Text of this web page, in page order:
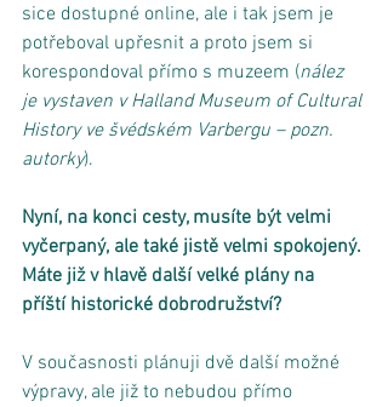
sice dostupné online, ale i tak jsem je
potřeboval upřesnit a proto jsem si
korespondoval přímo s muzeem (nález
je vystaven v Halland Museum of Cultural
History ve švédském Varbergu – pozn.
autorky).
Nyní, na konci cesty, musíte být velmi
vyčerpaný, ale také jistě velmi spokojený.
Máte již v hlavě další velké plány na
příští historické dobrodružství?
V současnosti plánuji dvě další možné
výpravy, ale již to nebudou přímo